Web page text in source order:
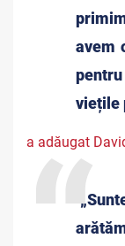
avem
viețile
a adăugat